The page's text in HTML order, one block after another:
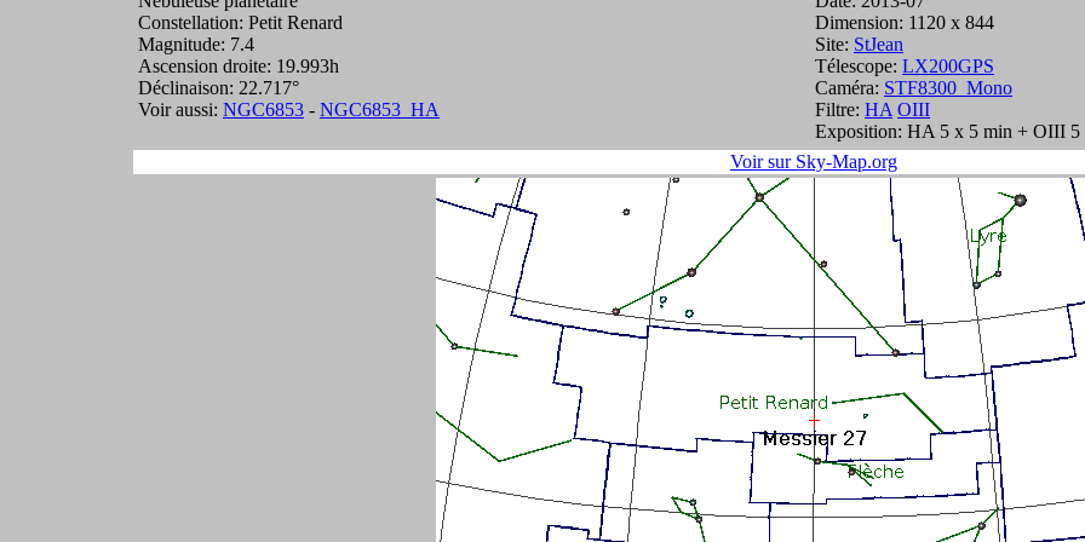
Constellation: Petit Renard
Magnitude: 7.4
Ascension droite: 19.993h
Déclinaison: 22.717°
Voir aussi: NGC6853 - NGC6853_HA
Dimension: 1120 x 844
Site: StJean
Télescope: LX200GPS
Caméra: STF8300_Mono
Filtre: HA OIII
Exposition: HA 5 x 5 min + OIII 5
Voir sur Sky-Map.org